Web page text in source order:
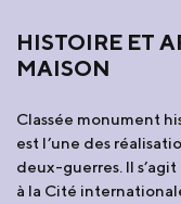
HISTOIRE ET
MAISON
Classée monument
est l’une des
deux-guerres. Il
à la Cité